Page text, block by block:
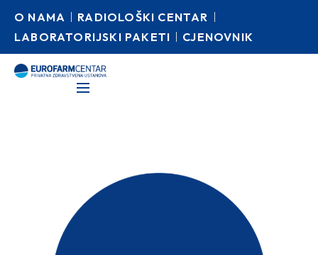
O NAMA
RADIOLOŠKI CENTAR
LABORATORIJSKI PAKETI
CJENOVNIK